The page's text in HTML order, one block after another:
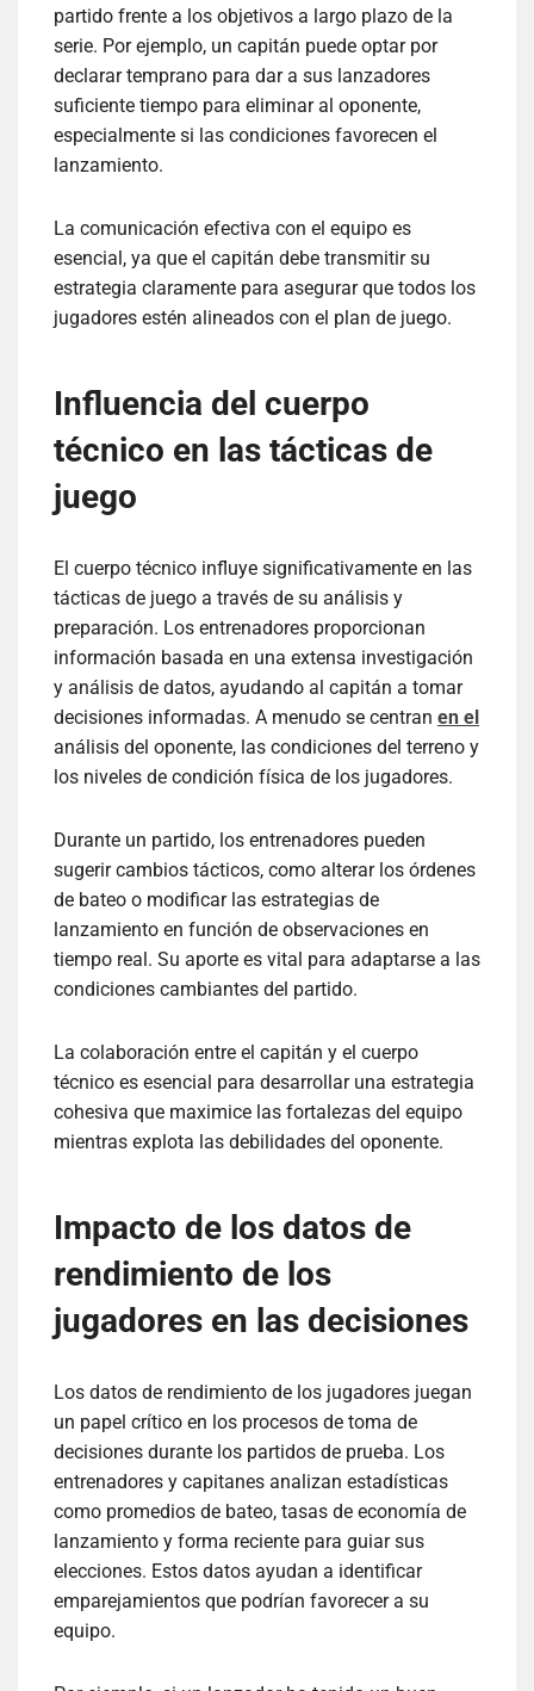
partido frente a los objetivos a largo plazo de la
serie. Por ejemplo, un capitán puede optar por
declarar temprano para dar a sus lanzadores
suficiente tiempo para eliminar al oponente,
especialmente si las condiciones favorecen el
lanzamiento.
La comunicación efectiva con el equipo es
esencial, ya que el capitán debe transmitir su
estrategia claramente para asegurar que todos los
jugadores estén alineados con el plan de juego.
Influencia del cuerpo
técnico en las tácticas de
juego
El cuerpo técnico influye significativamente en las
tácticas de juego a través de su análisis y
preparación. Los entrenadores proporcionan
información basada en una extensa investigación
y análisis de datos, ayudando al capitán a tomar
decisiones informadas. A menudo se centran en el
análisis del oponente, las condiciones del terreno y
los niveles de condición física de los jugadores.
Durante un partido, los entrenadores pueden
sugerir cambios tácticos, como alterar los órdenes
de bateo o modificar las estrategias de
lanzamiento en función de observaciones en
tiempo real. Su aporte es vital para adaptarse a las
condiciones cambiantes del partido.
La colaboración entre el capitán y el cuerpo
técnico es esencial para desarrollar una estrategia
cohesiva que maximice las fortalezas del equipo
mientras explota las debilidades del oponente.
Impacto de los datos de
rendimiento de los
jugadores en las decisiones
Los datos de rendimiento de los jugadores juegan
un papel crítico en los procesos de toma de
decisiones durante los partidos de prueba. Los
entrenadores y capitanes analizan estadísticas
como promedios de bateo, tasas de economía de
lanzamiento y forma reciente para guiar sus
elecciones. Estos datos ayudan a identificar
emparejamientos que podrían favorecer a su
equipo.